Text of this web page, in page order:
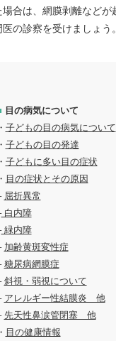
合は、網膜剥離など
の診察を受けましょう。
目の病気について
・ 子どもの目の病気について
・ 子どもの目の発達
・ 子どもに多い目の症状
・ 目の症状とその原因
屈折異常
白内障
緑内障
加齢黄斑変性症
糖尿病網膜症
斜視・弱視について
アレルギー性結膜炎 他
先天性鼻涙管閉塞 他
・ 目の健康情報